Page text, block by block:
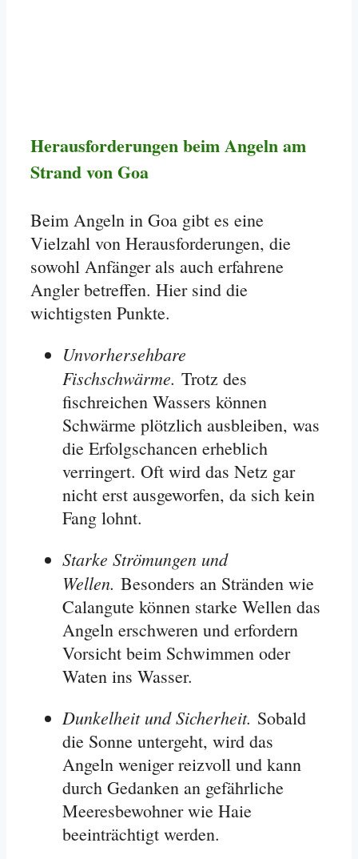
Herausforderungen beim Angeln am
Strand von Goa
Beim Angeln in Goa gibt es eine
Vielzahl von Herausforderungen, die
sowohl Anfänger als auch erfahrene
Angler betreffen. Hier sind die
wichtigsten Punkte.
Unvorhersehbare
Fischschwärme. Trotz des
fischreichen Wassers können
Schwärme plötzlich ausbleiben, was
die Erfolgschancen erheblich
verringert. Oft wird das Netz gar
nicht erst ausgeworfen, da sich kein
Fang lohnt.
Starke Strömungen und
Wellen. Besonders an Stränden wie
Calangute können starke Wellen das
Angeln erschweren und erfordern
Vorsicht beim Schwimmen oder
Waten ins Wasser.
Dunkelheit und Sicherheit. Sobald
die Sonne untergeht, wird das
Angeln weniger reizvoll und kann
durch Gedanken an gefährliche
Meeresbewohner wie Haie
beeinträchtigt werden.